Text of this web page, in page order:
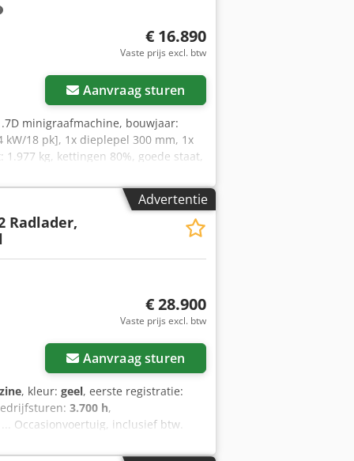
€ 16.890
Vaste prijs excl. btw
Aanvraag sturen
minigraafmachine, bouwjaar:
18 pk], 1x dieplepel 300 mm, 1x
kg, kettingen 80%, goede staat,
voor u. De heer Mihm
Fouten en voorafgaande verkoop
slechts 1.912 uur!, MS01
1.000 mm, 2x extra
inzetbaar!, Op aanvraag kunnen
) staat u graag te woord. Meer
verkoop! = Meer
Neem contact op met Tobias Ebert
Advertentie
Radlader,
€ 28.900
Vaste prijs excl. btw
Aanvraag sturen
, kleur: geel, eerste registratie:
3.700 h,
Occasionvoertuig, inclusief btw.